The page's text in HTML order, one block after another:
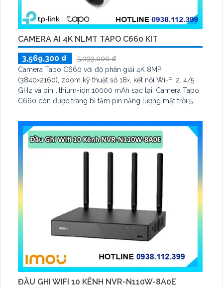
CAMERA AI 4K NLMT TAPO C660 KIT
3,569,300 ₫
5,099,000 ₫
Camera Tapo C660 với độ phân giải 4K 8MP
(3840×2160), zoom kỹ thuật số 18×, kết nối Wi-Fi 2. 4/5
GHz và pin lithium-ion 10000 mAh sạc lại. Camera Tapo
C660 còn được trang bị tấm pin năng lượng mặt trời 5.
tiện, lưu trữ thẻ microSD tối đa 512 GB
ĐẦU GHI WIFI 10 KÊNH NVR-N110W-8A0E